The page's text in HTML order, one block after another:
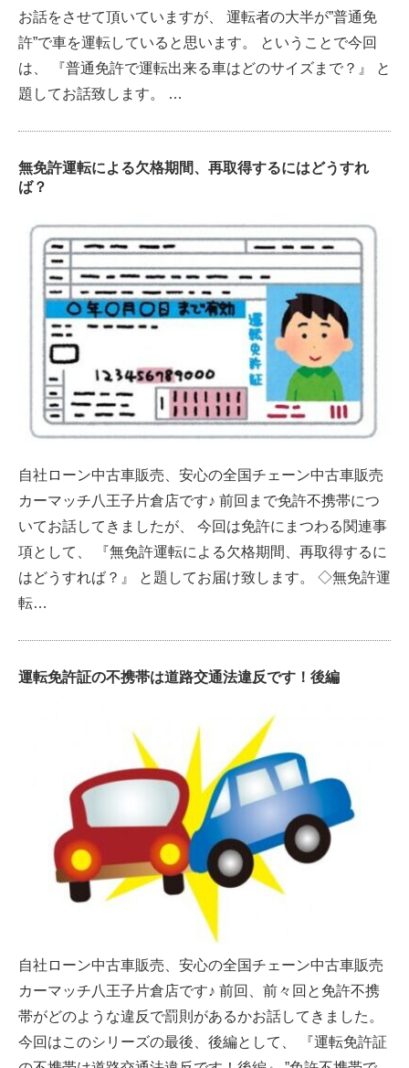
お話をさせて頂いていますが、 運転者の大半が”普通免
許”で車を運転していると思います。 ということで今回
は、 『普通免許で運転出来る車はどのサイズまで？』 と
題してお話致します。 …
無免許運転による欠格期間、再取得するにはどうすれ
ば？
自社ローン中古車販売、安心の全国チェーン中古車販売
カーマッチ八王子片倉店です♪ 前回まで免許不携帯につ
いてお話してきましたが、 今回は免許にまつわる関連事
項として、 『無免許運転による欠格期間、再取得するに
はどうすれば？』 と題してお届け致します。 ◇無免許運
転…
運転免許証の不携帯は道路交通法違反です！後編
自社ローン中古車販売、安心の全国チェーン中古車販売
カーマッチ八王子片倉店です♪ 前回、前々回と免許不携
帯がどのような違反で罰則があるかお話してきました。
今回はこのシリーズの最後、後編として、 『運転免許証